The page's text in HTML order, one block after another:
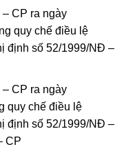
CP ra ngày
quy chế điều lệ
định số 52/1999/NĐ –
CP ra ngày
quy chế điều lệ
định số 52/1999/NĐ –
CP